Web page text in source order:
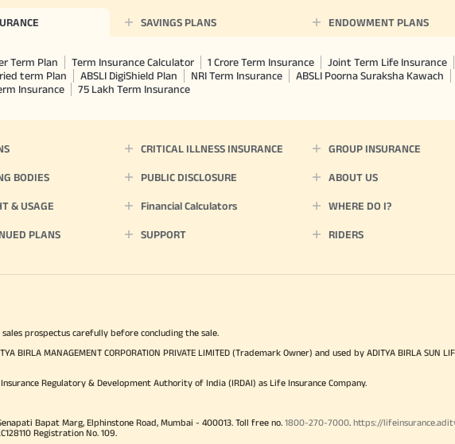
SAVINGS PLANS ENDOWMENT PLANS
Term Plan Term Insurance Calculator 1 Crore Term Insurance Joint Term Life Insurance
term Plan
ABSLI DigiShield Plan NRI Term Insurance ABSLI Poorna Suraksha Kawach
Insurance
75 Lakh Term Insurance
CRITICAL ILLNESS INSURANCE GROUP INSURANCE
BODIES PUBLIC DISCLOSURE ABOUT US
& USAGE Financial Calculators WHERE DO I?
PLANS SUPPORT RIDERS
prospectus carefully before concluding the sale.
MANAGEMENT CORPORATION PRIVATE LIMITED (Trademark Owner) and used by ADITYA BIRLA SUN
Regulatory & Development Authority of India (IRDAI) as Life Insurance Company.
Bapat Marg, Elphinstone Road, Mumbai - 400013. Toll free no. 1800-270-7000. https://
Registration No. 109.